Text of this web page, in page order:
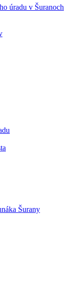
úradu v Šuranoch
Šurany